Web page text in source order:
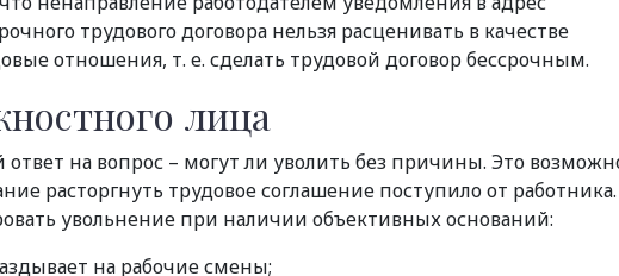
трудового договора нельзя расценивать в качестве
отношения, т. е. сделать трудовой договор бессрочным.
лица
ответ на вопрос – могут ли уволить без причины. Это
расторгнуть трудовое соглашение поступило от работника.
увольнение при наличии объективных оснований:
на рабочие смены;